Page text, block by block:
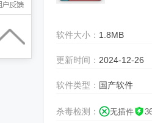
软件大小： 1.8MB
更新时间： 2024-12-26
软件类型： 国产软件
杀毒检测： 无插件